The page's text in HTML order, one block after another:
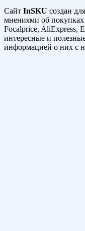
Сайт InSKU создан
мнениями об покупках
Focalprice, AliExpress,
интересные и
информацией о них с